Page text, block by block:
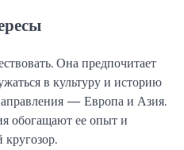
Она предпочитает
в культуру и историю
— Европа и Азия.
обогащают ее опыт и